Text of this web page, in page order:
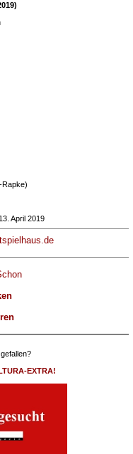
Rapke)
April 2019
EXTRA!